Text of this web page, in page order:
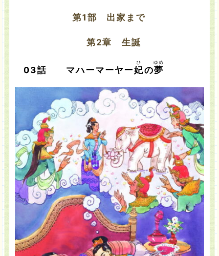
第1部 出家まで
第2章 生誕
03話 マハーマーヤー妃
ひ
の夢
ゆめ